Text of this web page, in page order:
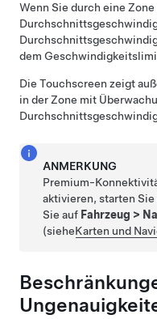
Wenn Sie durch eine
dem
Die Touchscreen zeigt
in der Zone mit
ANMERKUNG
Premium-
aktivieren, starten
Sie auf Fahrzeug >
(sieheKarten und